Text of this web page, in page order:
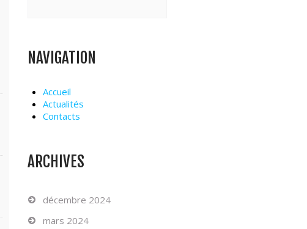
NAVIGATION
Accueil
Actualités
Contacts
ARCHIVES
décembre 2024
mars 2024